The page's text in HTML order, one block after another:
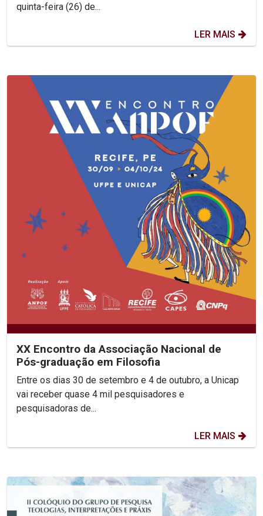
quinta-feira (26) de...
LER MAIS
XX Encontro da Associação Nacional de
Pós-graduação em Filosofia
Entre os dias 30 de setembro e 4 de outubro, a Unicap
vai receber quase 4 mil pesquisadores e
pesquisadoras de...
LER MAIS